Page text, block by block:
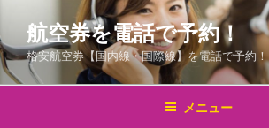
テ
ン
航空券を電話で予約！
格安航空券【国内線・国際線】を電話で予約！
メニュー